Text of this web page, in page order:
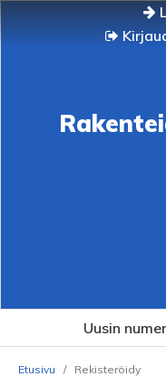
Uusin
Etusivu / Rekisteröidy